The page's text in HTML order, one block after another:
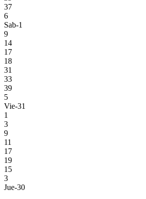
37
6
Sab-1
9
14
17
18
31
33
39
5
Vie-31
1
3
9
11
17
19
15
3
Jue-30